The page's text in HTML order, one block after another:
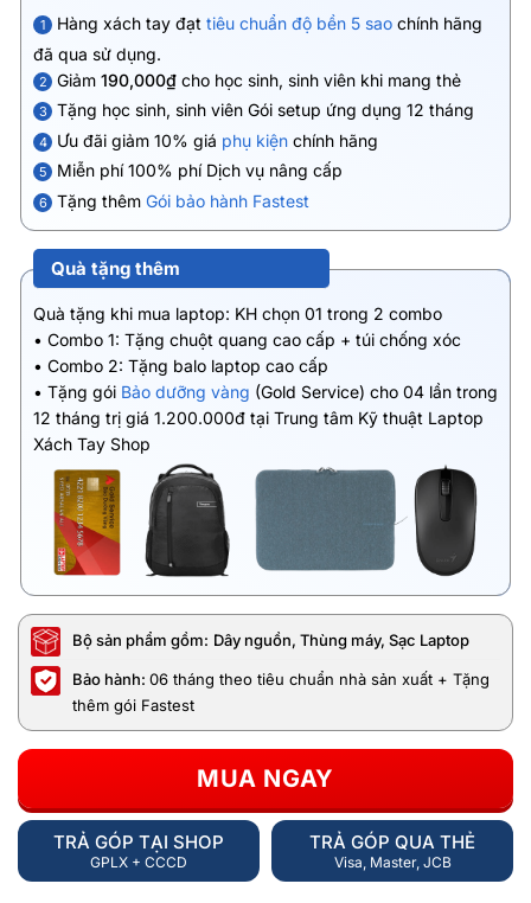
1 Hàng xách tay đạt tiêu chuẩn độ bền 5 sao chính hãng
đã qua sử dụng.
2 Giảm 190,000₫ cho học sinh, sinh viên khi mang thẻ
3 Tặng học sinh, sinh viên Gói setup ứng dụng 12 tháng
4 Ưu đãi giảm 10% giá phụ kiện chính hãng
5 Miễn phí 100% phí Dịch vụ nâng cấp
6 Tặng thêm Gói bảo hành Fastest
Quà tặng thêm
Quà tặng khi mua laptop: KH chọn 01 trong 2 combo
• Combo 1: Tặng chuột quang cao cấp + túi chống xóc
• Combo 2: Tặng balo laptop cao cấp
• Tặng gói Bảo dưỡng vàng (Gold Service) cho 04 lần trong
12 tháng trị giá 1.200.000đ tại Trung tâm Kỹ thuật Laptop
Xách Tay Shop
Bộ sản phẩm gồm: Dây nguồn, Thùng máy, Sạc Laptop
Bảo hành: 06 tháng theo tiêu chuẩn nhà sản xuất + Tặng
thêm gói Fastest
MUA NGAY
TRẢ GÓP TẠI SHOP
GPLX + CCCD
TRẢ GÓP QUA THẺ
Visa, Master, JCB